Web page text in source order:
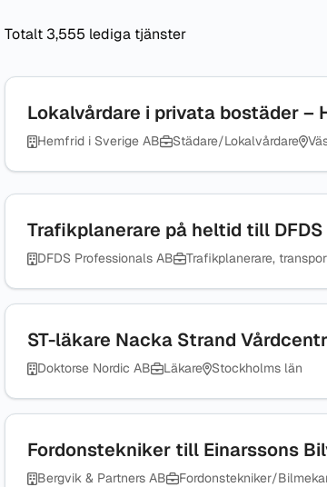
Totalt 3,555 lediga tjänster
Lokalvårdare i privata bostäder –
Hemfrid i Sverige AB Städare/Lokalvårdare
Trafikplanerare på heltid till
DFDS Professionals AB Trafikplanerare,
ST-läkare Nacka Strand
Doktorse Nordic AB Läkare Stockholms län
Fordonstekniker till Einarssons
Bergvik & Partners AB Fordonstekniker/